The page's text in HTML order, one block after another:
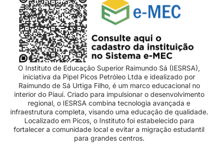
O Instituto de Educação Superior Raimundo Sá (IESRSA),
iniciativa da Pipel Picos Petróleo Ltda e idealizado por
Raimundo de Sá Urtiga Filho, é um marco educacional no
interior do Piauí. Criado para impulsionar o desenvolvimento
regional, o IESRSA combina tecnologia avançada e
infraestrutura completa, visando uma educação de qualidade.
Localizado em Picos, o Instituto foi estabelecido para
fortalecer a comunidade local e evitar a migração estudantil
para grandes centros.